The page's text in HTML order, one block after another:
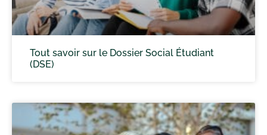
Tout savoir sur le Dossier Social Étudiant
(DSE)